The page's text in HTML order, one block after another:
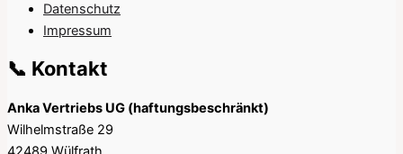
Datenschutz
Impressum
📞 Kontakt
Anka Vertriebs UG (haftungsbeschränkt)
Wilhelmstraße 29